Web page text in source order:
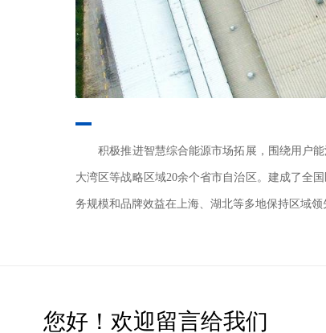
积极推进智慧综合能源市场拓展，围绕用户
大湾区等战略区域20余个省市自治区。建成了全
务规模和品牌效益在上海、湖北等多地保持区域
您好！欢迎留言给我们